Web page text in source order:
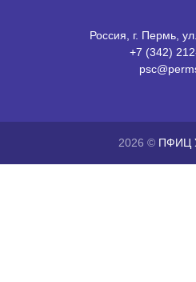
Россия, г. Пермь,
+7 (342)
2026 © ПФИЦ